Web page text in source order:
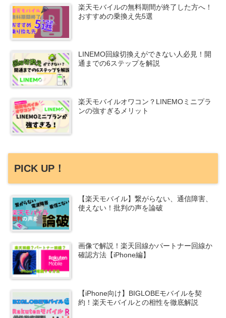
楽天モバイルの無料期間が終了した方へ！
おすすめの乗換え先5選
LINEMO回線切換えができない人必見！開
通までの6ステップを解説
楽天モバイルオワコン？LINEMOミニプラ
ンの強すぎるメリット
PICK UP！
【楽天モバイル】繋がらない、通信障害、
使えない！批判の声を論破
画像で解説！楽天回線かパートナー回線か
確認方法【iPhone編】
【iPhone向け】BIGLOBEモバイルを契
約！楽天モバイルとの相性を徹底解説